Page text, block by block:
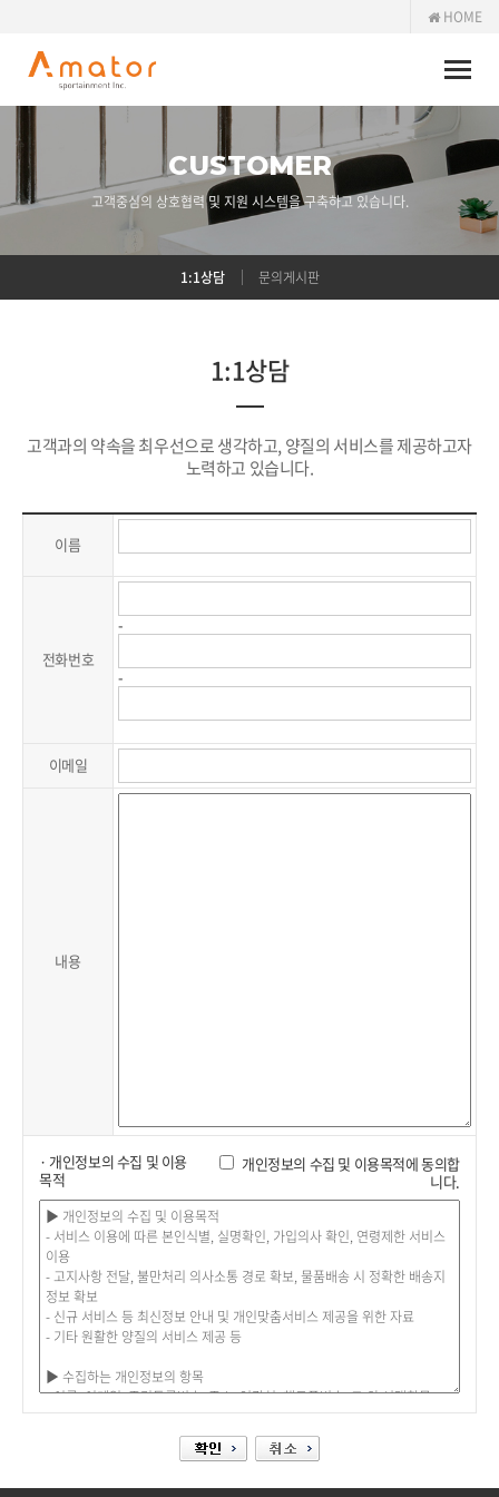
HOME
Toggle
CUSTOMER
고객중심의 상호협력 및 지원 시스템을 구축하고 있습니다.
1:1상담 문의게시판
1:1상담
고객과의 약속을 최우선으로 생각하고, 양질의 서비스를 제공하고자
노력하고 있습니다.
이름
전화번호
-
-
이메일
내용
· 개인정보의 수집 및 이용
목적
개인정보의 수집 및 이용목적에 동의합
니다.